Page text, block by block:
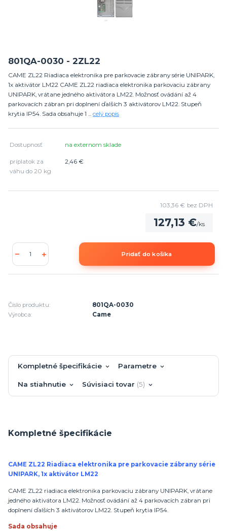
801QA-0030 - 2ZL22
CAME ZL22 Riadiaca elektronika pre parkovacie zábrany série UNIPARK,
1x aktivátor LM22 CAME ZL22 riadiaca elektronika parkovaciu zábrany
UNIPARK, vrátane jedného aktivátora LM22. Možnosť ovádání až 4
parkovacích zábran pri doplnení ďalších 3 aktivátorov LM22. Stupeň
krytia IP54. Sada obsahuje 1 ... celý popis
Dostupnosť na externom sklade
príplatok za
váhu do 20 kg
2,46 €
127,13 €/ks
103,36 € bez DPH
Pridať do košíka
Číslo produktu:
801QA-0030
Výrobca:
Came
Kompletné špecifikácie Parametre
Na stiahnutie Súvisiaci tovar 5
Kompletné špecifikácie
CAME ZL22 Riadiaca elektronika pre parkovacie zábrany série
UNIPARK, 1x aktivátor LM22
CAME ZL22 riadiaca elektronika parkovaciu zábrany UNIPARK, vrátane
jedného aktivátora LM22. Možnosť ovádání až 4 parkovacích zábran pri
doplnení ďalších 3 aktivátorov LM22. Stupeň krytia IP54.
Sada obsahuje